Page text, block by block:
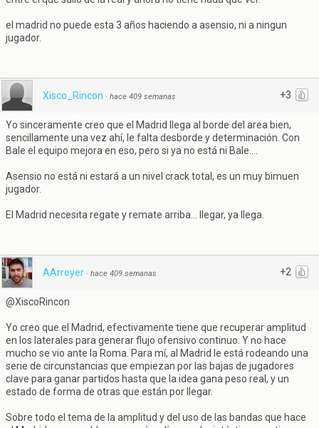
el madrid no puede esta 3 años haciendo a asensio, ni a ningun
jugador.
+3
Xisco_Rincon · hace 409 semanas
Yo sinceramente creo que el Madrid llega al borde del area bien,
sencillamente una vez ahí, le falta desborde y determinación. Con
Bale el equipo mejora en eso, pero si ya no está ni Bale....
Asensio no está ni estará a un nivel crack total, es un muy bimuen
jugador.
El Madrid necesita regate y remate arriba... llegar, ya llega.
+2
AArroyer · hace 409 semanas
@XiscoRincon
Yo creo que el Madrid, efectivamente tiene que recuperar amplitud
en los laterales para generar flujo ofensivo continuo. Y no hace
mucho se vio ante la Roma. Para mí, al Madrid le está rodeando una
serie de circunstancias que empiezan por las bajas de jugadores
clave para ganar partidos hasta que la idea gana peso real, y un
estado de forma de otras que están por llegar.
Sobre todo el tema de la amplitud y del uso de las bandas que hace